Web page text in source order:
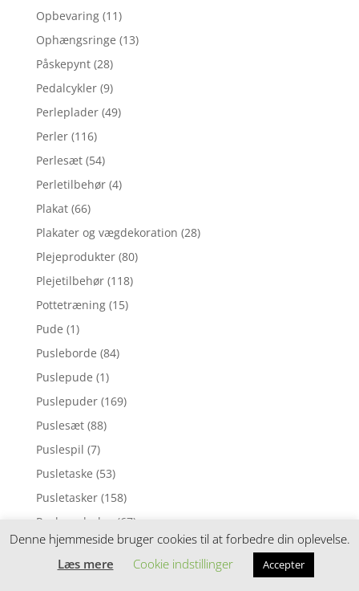
Opbevaring (11)
Ophængsringe (13)
Påskepynt (28)
Pedalcykler (9)
Perleplader (49)
Perler (116)
Perlesæt (54)
Perletilbehør (4)
Plakat (66)
Plakater og vægdekoration (28)
Plejeprodukter (80)
Plejetilbehør (118)
Pottetræning (15)
Pude (1)
Pusleborde (84)
Puslepude (1)
Puslepuder (169)
Puslesæt (88)
Puslespil (7)
Pusletaske (53)
Pusletasker (158)
Pusleunderlag
(67)
Puttekasser (30)
Pyntepuder (98)
Denne hjemmeside bruger cookies til at forbedre din oplevelse.
Læs mere
Cookie indstillinger Accepter